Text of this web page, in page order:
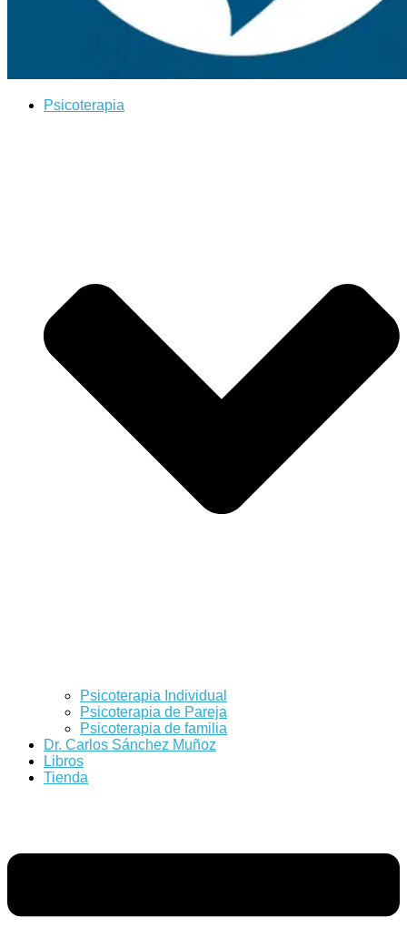
Psicoterapia
Psicoterapia Individual
Psicoterapia de Pareja
Psicoterapia de familia
Dr. Carlos Sánchez Muñoz
Libros
Tienda